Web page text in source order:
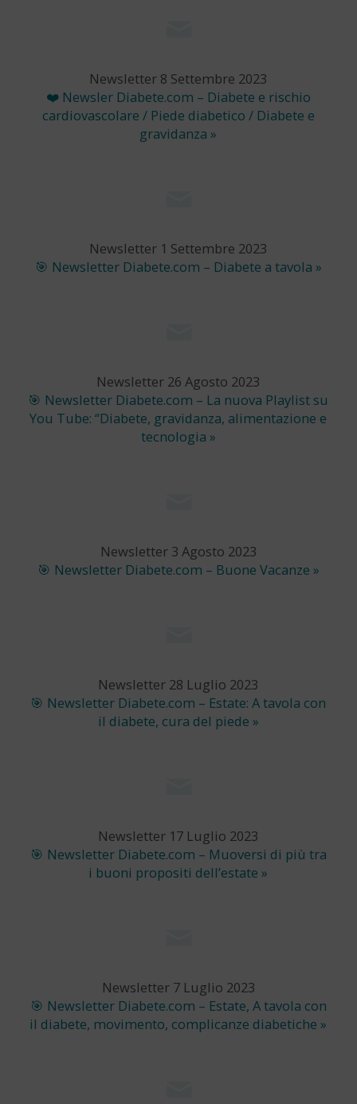
Newsletter 8 Settembre 2023
❤️ Newsler Diabete.com – Diabete e rischio
cardiovascolare / Piede diabetico / Diabete e
gravidanza »
Newsletter 1 Settembre 2023
🎯 Newsletter Diabete.com – Diabete a tavola »
Newsletter 26 Agosto 2023
🎯 Newsletter Diabete.com – La nuova Playlist su
You Tube: “Diabete, gravidanza, alimentazione e
tecnologia »
Newsletter 3 Agosto 2023
🎯 Newsletter Diabete.com – Buone Vacanze »
Newsletter 28 Luglio 2023
🎯 Newsletter Diabete.com – Estate: A tavola con
il diabete, cura del piede »
Newsletter 17 Luglio 2023
🎯 Newsletter Diabete.com – Muoversi di più tra
i buoni propositi dell’estate »
Newsletter 7 Luglio 2023
🎯 Newsletter Diabete.com – Estate, A tavola con
il diabete, movimento, complicanze diabetiche »